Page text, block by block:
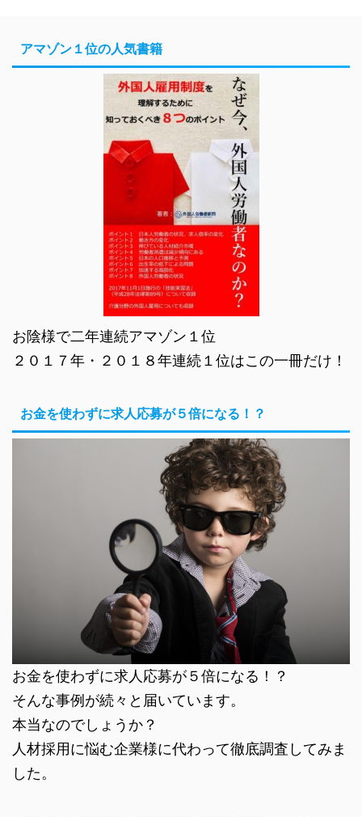
アマゾン１位の人気書籍
お陰様で二年連続アマゾン１位
２０１７年・２０１８年連続１位はこの一冊だけ！
お金を使わずに求人応募が５倍になる！？
お金を使わずに求人応募が５倍になる！？
そんな事例が続々と届いています。
本当なのでしょうか？
人材採用に悩む企業様に代わって徹底調査してみま
した。